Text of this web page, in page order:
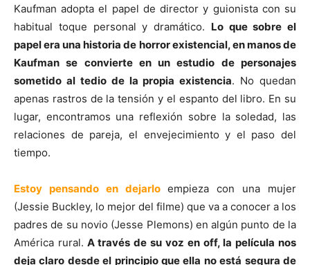
Kaufman adopta el papel de director y guionista con su
habitual toque personal y dramático. Lo que sobre el
papel era una historia de horror existencial, en manos de
Kaufman se convierte en un estudio de personajes
sometido al tedio de la propia existencia. No quedan
apenas rastros de la tensión y el espanto del libro. En su
lugar, encontramos una reflexión sobre la soledad, las
relaciones de pareja, el envejecimiento y el paso del
tiempo.
Estoy pensando en dejarloempieza con una mujer
(Jessie Buckley, lo mejor del filme) que va a conocer a los
padres de su novio (Jesse Plemons) en algún punto de la
América rural. A través de su voz en off, la película nos
deja claro desde el principio que ella no está segura de